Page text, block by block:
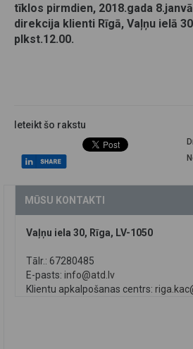
tīklos pirmdien, 2018.gada
direkcija klienti Rīgā, Vaļņu ielā
plkst.12.00.
Ieteikt šo rakstu
MŪSU KONTAKTI
Vaļņu iela 30, Rīga, LV-1050
Tālr.: 67280485
E-pasts: info@atd.lv
Klientu apkalpošanas centrs: